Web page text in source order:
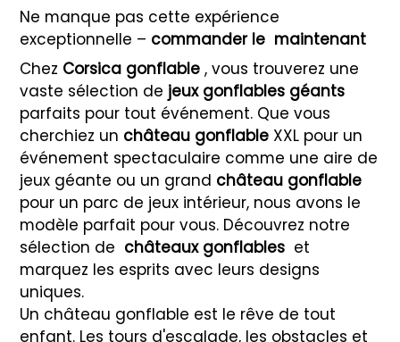
Ne manque pas cette expérience
exceptionnelle – commander le maintenant
Chez Corsica gonflable , vous trouverez une
vaste sélection de jeux gonflables géants
parfaits pour tout événement. Que vous
cherchiez un château gonflable XXL pour un
événement spectaculaire comme une aire de
jeux géante ou un grand château gonflable
pour un parc de jeux intérieur, nous avons le
modèle parfait pour vous. Découvrez notre
sélection de châteaux gonflables et
marquez les esprits avec leurs designs
uniques.
Un château gonflable est le rêve de tout
enfant. Les tours d'escalade, les obstacles et